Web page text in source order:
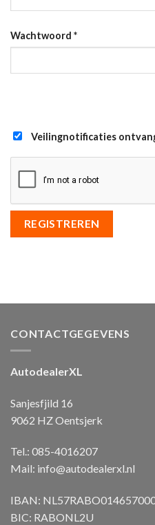
Wachtwoord *
Veilingnotificaties
REGISTREREN
CONTACTGEGEVENS
AutodealerXL
Sanjesfjild 16
9062 HZ Oentsjerk
Tel.: 085-4016207
Mail: info@autodealerxl.nl
IBAN:
BIC: RABONL2U